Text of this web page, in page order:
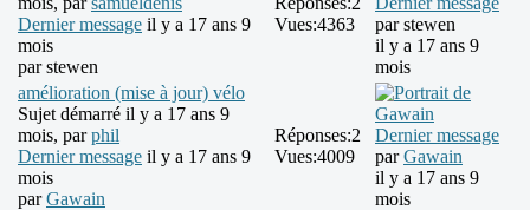
Dernier message il y a 17 ans 9
mois
parstewen
Vues:4363
parstewen
il y a 17 ans 9
mois
amélioration (mise à jour) vélo
Sujet démarré il y a 17 ans 9
mois, parphil
Dernier message il y a 17 ans 9
mois
parGawain
Réponses:2
Vues:4009
Dernier message
parGawain
il y a 17 ans 9
mois